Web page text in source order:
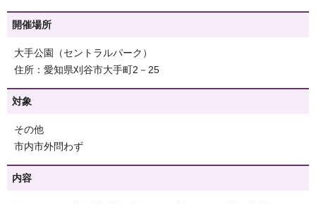
開催場所
大手公園（セントラルパーク）
住所：愛知県刈谷市大手町2－25
対象
その他
市内市外問わず
内容